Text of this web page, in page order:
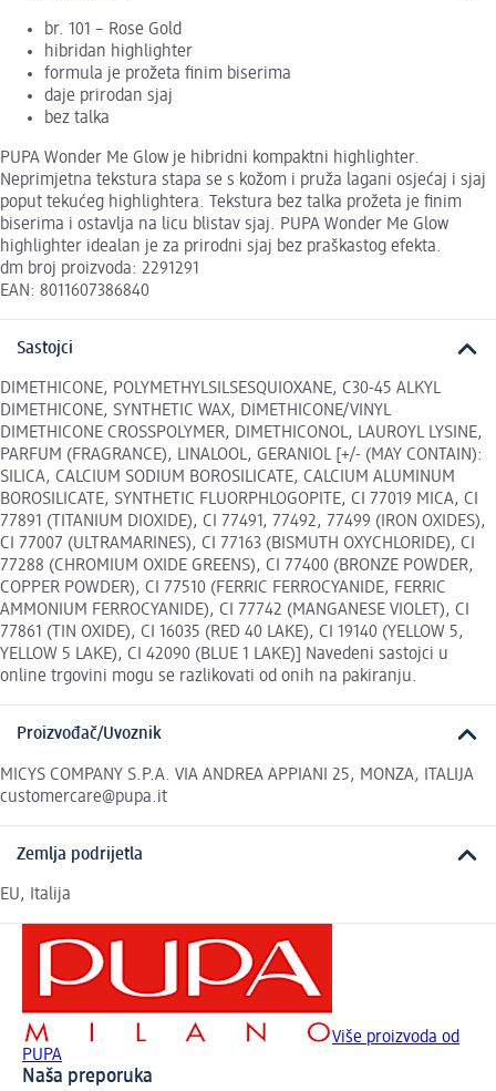
br. 101 – Rose Gold
hibridan highlighter
formula je prožeta finim biserima
daje prirodan sjaj
bez talka
PUPA Wonder Me Glow je hibridni kompaktni highlighter.
Neprimjetna tekstura stapa se s kožom i pruža lagani osjećaj i sjaj
poput tekućeg highlightera. Tekstura bez talka prožeta je finim
biserima i ostavlja na licu blistav sjaj. PUPA Wonder Me Glow
highlighter idealan je za prirodni sjaj bez praškastog efekta.
dm broj proizvoda: 2291291
EAN: 8011607386840
Sastojci
DIMETHICONE, POLYMETHYLSILSESQUIOXANE, C30-45 ALKYL
DIMETHICONE, SYNTHETIC WAX, DIMETHICONE/VINYL
DIMETHICONE CROSSPOLYMER, DIMETHICONOL, LAUROYL LYSINE,
PARFUM (FRAGRANCE), LINALOOL, GERANIOL [+/- (MAY CONTAIN):
SILICA, CALCIUM SODIUM BOROSILICATE, CALCIUM ALUMINUM
BOROSILICATE, SYNTHETIC FLUORPHLOGOPITE, CI 77019 MICA, CI
77891 (TITANIUM DIOXIDE), CI 77491, 77492, 77499 (IRON OXIDES),
CI 77007 (ULTRAMARINES), CI 77163 (BISMUTH OXYCHLORIDE), CI
77288 (CHROMIUM OXIDE GREENS), CI 77400 (BRONZE POWDER,
COPPER POWDER), CI 77510 (FERRIC FERROCYANIDE, FERRIC
AMMONIUM FERROCYANIDE), CI 77742 (MANGANESE VIOLET), CI
77861 (TIN OXIDE), CI 16035 (RED 40 LAKE), CI 19140 (YELLOW 5,
YELLOW 5 LAKE), CI 42090 (BLUE 1 LAKE)] Navedeni sastojci u
online trgovini mogu se razlikovati od onih na pakiranju.
Proizvođač/Uvoznik
MICYS COMPANY S.P.A. VIA ANDREA APPIANI 25, MONZA, ITALIJA
customercare@pupa.it
Zemlja podrijetla
EU, Italija
Više proizvoda od
PUPA
Naša preporuka